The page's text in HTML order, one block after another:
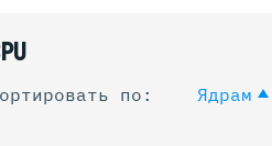
по: Ядрам